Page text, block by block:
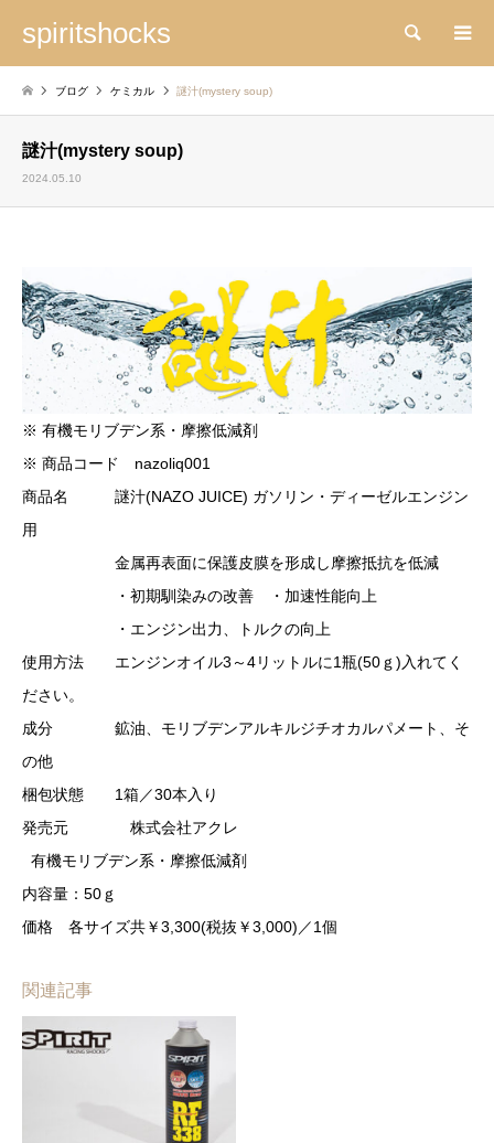
spiritshocks 検索
ブログ ケミカル 謎汁(mystery soup)
謎汁(mystery soup)
2024.05.10
※ 有機モリブデン系・摩擦低減剤
※ 商品コード nazoliq001
商品名 謎汁(NAZO JUICE) ガソリン・ディーゼルエンジン
用
金属再表面に保護皮膜を形成し摩擦抵抗を低減
・初期馴染みの改善 ・加速性能向上
・エンジン出力、トルクの向上
使用方法 エンジンオイル3～4リットルに1瓶(50ｇ)入れてく
ださい。
成分 鉱油、モリブデンアルキルジチオカルパメート、そ
の他
梱包状態 1箱／30本入り
発売元 株式会社アクレ
有機モリブデン系・摩擦低減剤
内容量：50ｇ
価格 各サイズ共￥3,300(税抜￥3,000)／1個
関連記事